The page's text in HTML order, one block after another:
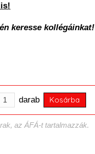
keresse kollégáinkat!
darab Kosárba
az ÁFÁ-t tartalmazzák.